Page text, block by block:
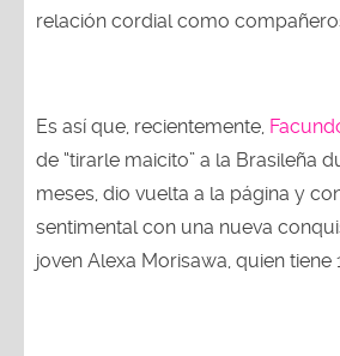
relación cordial como
Es así que, recientemente,
de “tirarle maicito” a la Brasileña
meses, dio vuelta a la página y
sentimental con una nueva
joven Alexa Morisawa, quien tiene